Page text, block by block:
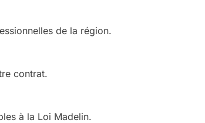
de la région.
contrat.
à la Loi Madelin.